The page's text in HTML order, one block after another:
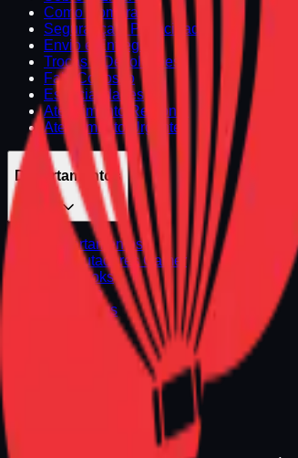
Como Comprar
Segurança e Privacidade
Envio e Entrega
Trocas e Devoluções
Fale Conosco
Especialidades
Atendimento Regional
Atendimento Urgente
Departamentos
Departamentos
Computadores Gamer
Notebooks
Premium
Promoções
Seminovos